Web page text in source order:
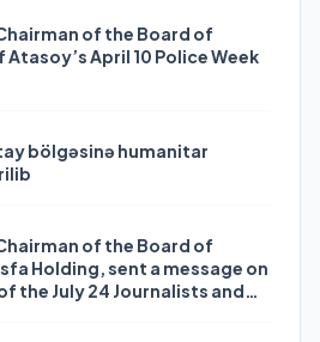
of the Board of
April 10 Police Week
bölgəsinə humanitar
of the Board of
Holding, sent a message on
the July 24 Journalists and